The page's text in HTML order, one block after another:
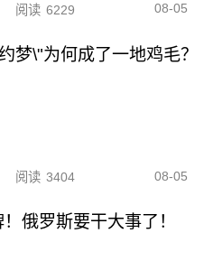
阅读 6229 08-05
梦\"为何成了一地鸡毛？
阅读 3404 08-05
俄罗斯要干大事了！